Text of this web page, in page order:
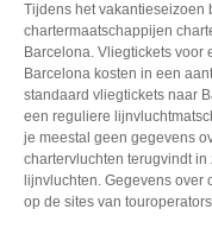
Tijdens het vakantieseizoen
chartermaatschappijen
Barcelona. Vliegtickets voor
Barcelona kosten in een
standaard vliegtickets naar
een reguliere
je meestal geen gegevens
chartervluchten terugvindt
lijnvluchten. Gegevens over
op de sites van